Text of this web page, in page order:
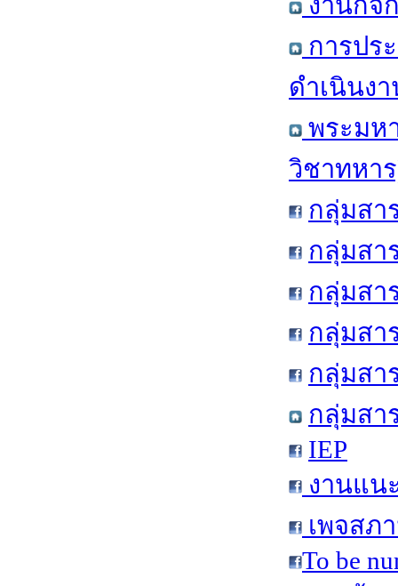
การปร
ดำเนินง
พระมห
วิชาทหา
กลุ่มสา
กลุ่มสา
กลุ่มสา
กลุ่มสา
กลุ่มสา
กลุ่มสา
IEP
งานแน
เพจสภ
To be